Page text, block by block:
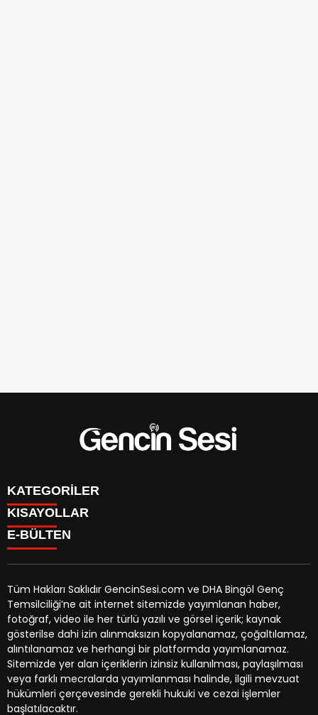
KATEGORİLER
GENÇ
BİNGÖL
ÖZEL HABER
EKONOMİ
YEREL HABERLER
CANLI BORSA
KÜNYE
İLETİŞİM
KISAYOLLAR
BURÇLAR
CANLI TV
HAVA DURUMU
NÖBETÇİ ECZANELER
TRAFİK DURUMU
YEREL HABERLER
GAZETELER
E-BÜLTEN
gencinsesi.com e-bültenine abone olarak, tarafınıza haber,
duyuru ve kampanya içerikli e-postaların gönderilmesini
kabul etmiş olursunuz.
Tüm Hakları Saklıdır GencinSesi.com ve DHA Bingöl Genç
Temsilciliği’ne ait internet sitemizde yayımlanan haber,
fotoğraf, video ile her türlü yazılı ve görsel içerik; kaynak
gösterilse dahi izin alınmaksızın kopyalanamaz, çoğaltılamaz,
alıntılanamaz ve herhangi bir platformda yayımlanamaz.
Sitemizde yer alan içeriklerin izinsiz kullanılması, paylaşılması
veya farklı mecralarda yayımlanması halinde, ilgili mevzuat
hükümleri çerçevesinde gerekli hukuki ve cezai işlemler
başlatılacaktır.